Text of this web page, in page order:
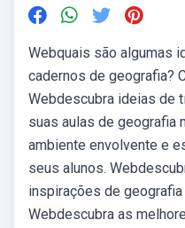
Webquais são algumas
cadernos de geografia?
Webdescubra ideias de
suas aulas de geografia
ambiente envolvente e
seus alunos.
inspirações de
Webdescubra as